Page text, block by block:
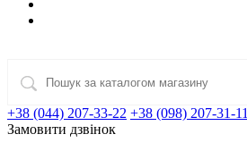
+38 (044) 207-33-22 +38 (098) 207-31-11
Замовити дзвінок